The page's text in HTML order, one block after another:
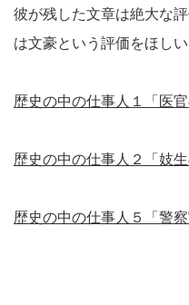
彼が残した文章は絶大な
は文豪という評価をほしい
歴史の中の仕事人１「医
歴史の中の仕事人２「妓
歴史の中の仕事人５「警